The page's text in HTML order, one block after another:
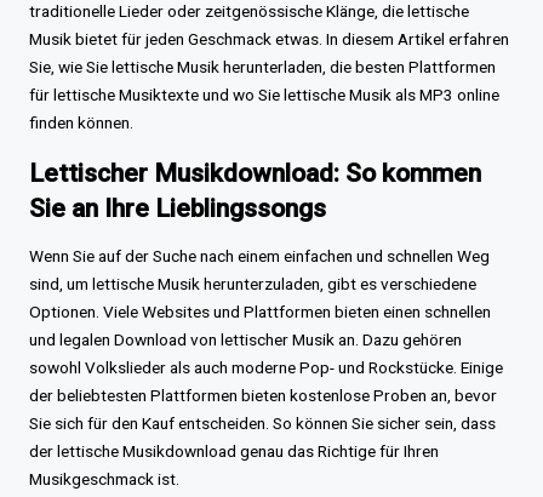
traditionelle Lieder oder zeitgenössische Klänge, die lettische
Musik bietet für jeden Geschmack etwas. In diesem Artikel erfahren
Sie, wie Sie lettische Musik herunterladen, die besten Plattformen
für lettische Musiktexte und wo Sie lettische Musik als MP3 online
finden können.
Lettischer Musikdownload: So kommen
Sie an Ihre Lieblingssongs
Wenn Sie auf der Suche nach einem einfachen und schnellen Weg
sind, um lettische Musik herunterzuladen, gibt es verschiedene
Optionen. Viele Websites und Plattformen bieten einen schnellen
und legalen Download von lettischer Musik an. Dazu gehören
sowohl Volkslieder als auch moderne Pop- und Rockstücke. Einige
der beliebtesten Plattformen bieten kostenlose Proben an, bevor
Sie sich für den Kauf entscheiden. So können Sie sicher sein, dass
der lettische Musikdownload genau das Richtige für Ihren
Musikgeschmack ist.